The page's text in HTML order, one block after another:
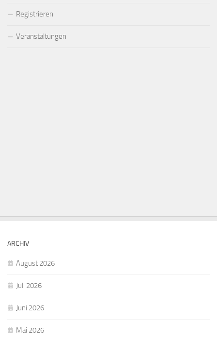
Registrieren
Veranstaltungen
ARCHIV
August 2026
Juli 2026
Juni 2026
Mai 2026